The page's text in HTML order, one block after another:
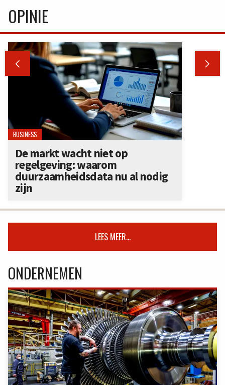
OPINIE
 
BUSINESS
De markt wacht niet op
regelgeving: waarom
duurzaamheidsdata nu al nodig
zijn
LEES MEER...
ONDERNEMEN